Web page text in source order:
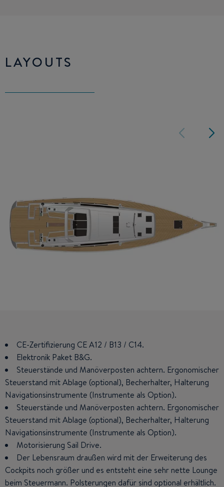
LAYOUTS
CE-Zertifizierung CE A12 / B13 / C14.
Elektronik Paket B&G.
Steuerstände und Manöverposten achtern. Ergonomischer
Steuerstand mit Ablage (optional), Becherhalter, Halterung
Navigationsinstrumente (Instrumente als Option).
Steuerstände und Manöverposten achtern. Ergonomischer
Steuerstand mit Ablage (optional), Becherhalter, Halterung
Navigationsinstrumente (Instrumente als Option).
Motorisierung Sail Drive.
Der Lebensraum draußen wird mit der Erweiterung des
Cockpits noch größer und es entsteht eine sehr nette Lounge
beim Steuermann. Polsterungen dafür sind optional erhältlich.
Eignerkabine mit großem Inselbett. Frisiertisch mit Spiegel
und Ablagen, Ablagen für Tascheninhalt aus Leder (optional)
und abnehmbarer Sitz mit Sicherung während der Fahrt.
Großzügige Stauräume. Gästekabine mit großem Doppelbett.
Geräumige VIP-Kabine mit zwei Einzelbetten, die verbunden
werden können. Mannschaftskabine mit Kojenbetten optional.
Praktische, ergonomische Pantry: 2 rechteckige
Spülbecken mit Abtropfvorrichtung für das Geschirr -
integrierter Abfalleimer - Schubladen mit Dämpfung.
Eine direkt anliegende Nasszelle mit separater Dusche in
jeder Kabine.
Einladender Salon mit klappbarem und schwenkbaren
Zwei symmetrische Vorderkabinen. Zugang erleichtert
durch den Mast weiter vorne, weite Türen und Flush Boden.
Gästekabine mit großem Doppelbett. Geräumige VIP-Kabine
mit 2 Einzelbetten, die verbunden werden können.
Mannschaftskabine mit Kojenbetten optional.
Praktische, ergonomische Pantry: 2 rechteckige
Spülbecken mit Abtropfvorrichtung für das Geschirr -
integrierter Abfalleimer - Schubladen mit Dämpfung.
Eine direkt anliegende Nasszelle mit separater Dusche in
jeder Kabine.
Einladender Salon mit klappbarem und schwenkbaren
Holztisch sowie einklappbarer Mittelbank. Großer Pult-